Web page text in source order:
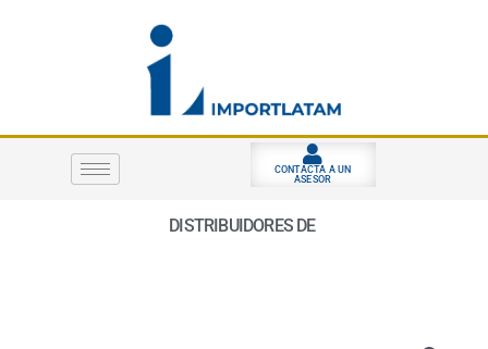
CONTACTA A UN
ASESOR
DISTRIBUIDORES DES